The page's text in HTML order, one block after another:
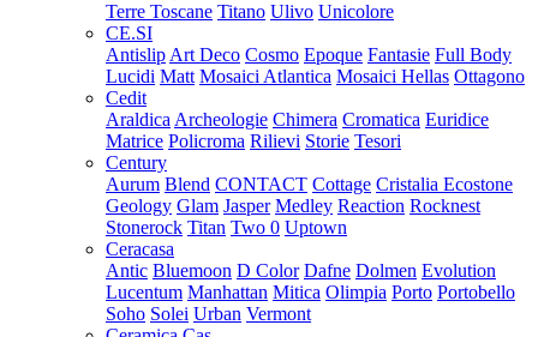
Terre Toscane Titano Ulivo Unicolore
CE.SI
Antislip Art Deco Cosmo Epoque Fantasie Full Body
Lucidi Matt Mosaici Atlantica Mosaici Hellas Ottagono
Cedit
Araldica Archeologie Chimera Cromatica Euridice
Matrice Policroma Rilievi Storie Tesori
Century
Aurum Blend CONTACT Cottage Cristalia Ecostone
Geology Glam Jasper Medley Reaction Rocknest
Stonerock Titan Two 0 Uptown
Ceracasa
Antic Bluemoon D Color Dafne Dolmen Evolution
Lucentum Manhattan Mitica Olimpia Porto Portobello
Soho Solei Urban Vermont